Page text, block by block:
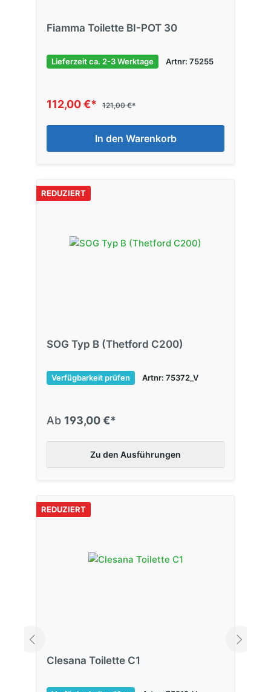
Fiamma Toilette BI-POT 30
Lieferzeit ca. 2-3 Werktage Artnr: 75255
112,00 €* 121,00 €*
In den Warenkorb
REDUZIERT
SOG Typ B (Thetford C200)
Verfügbarkeit prüfen Artnr: 75372_V
Ab 193,00 €*
Zu den Ausführungen
REDUZIERT
Clesana Toilette C1